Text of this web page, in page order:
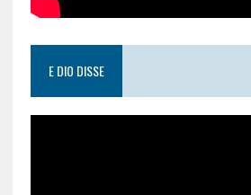
E DIO DISSE